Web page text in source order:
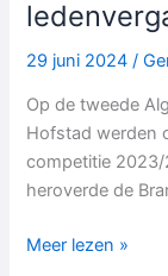
29 juni 2024/
Op de tweede
Hofstad werden
competitie 2023/
heroverde de
Prijzen
Meer lezen »